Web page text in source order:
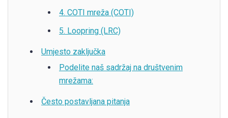
4. COTI mreža (COTI)
5. Loopring (LRC)
Umjesto zaključka
Podelite naš sadržaj na društvenim
mrežama:
Često postavljana pitanja